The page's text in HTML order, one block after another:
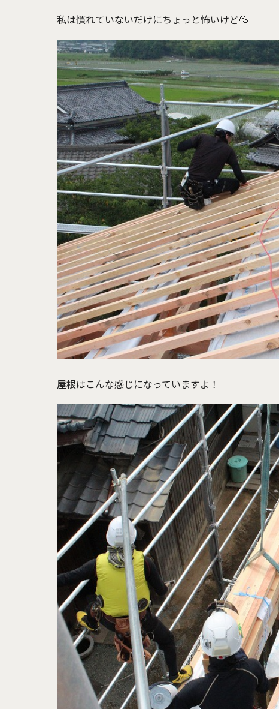
私は慣れていないだけにちょっと怖いけど💦
屋根はこんな感じになっていますよ！